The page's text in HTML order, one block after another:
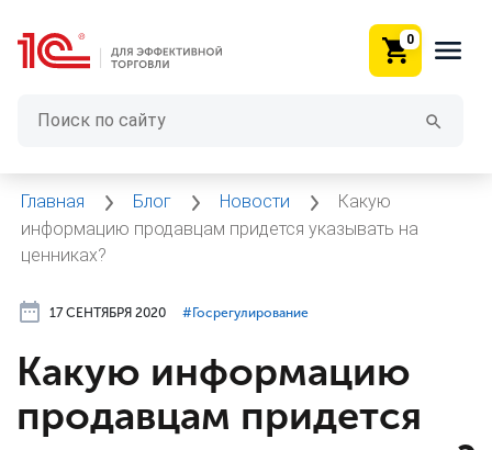
0
Главная Блог Новости
Какую
информацию продавцам придется указывать на
ценниках?
17 СЕНТЯБРЯ 2020 #⁣Госрегулирование
Какую информацию
продавцам придется